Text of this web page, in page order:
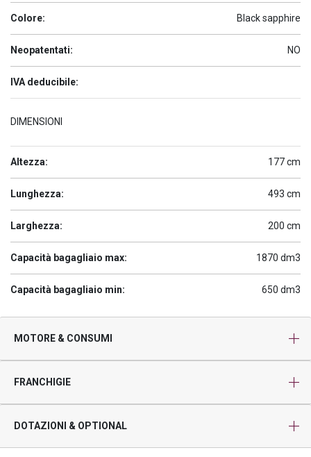
Colore: Black sapphire
Neopatentati: NO
IVA deducibile:
DIMENSIONI
Altezza: 177 cm
Lunghezza: 493 cm
Larghezza: 200 cm
Capacità bagagliaio max: 1870 dm3
Capacità bagagliaio min: 650 dm3
MOTORE & CONSUMI
FRANCHIGIE
DOTAZIONI & OPTIONAL